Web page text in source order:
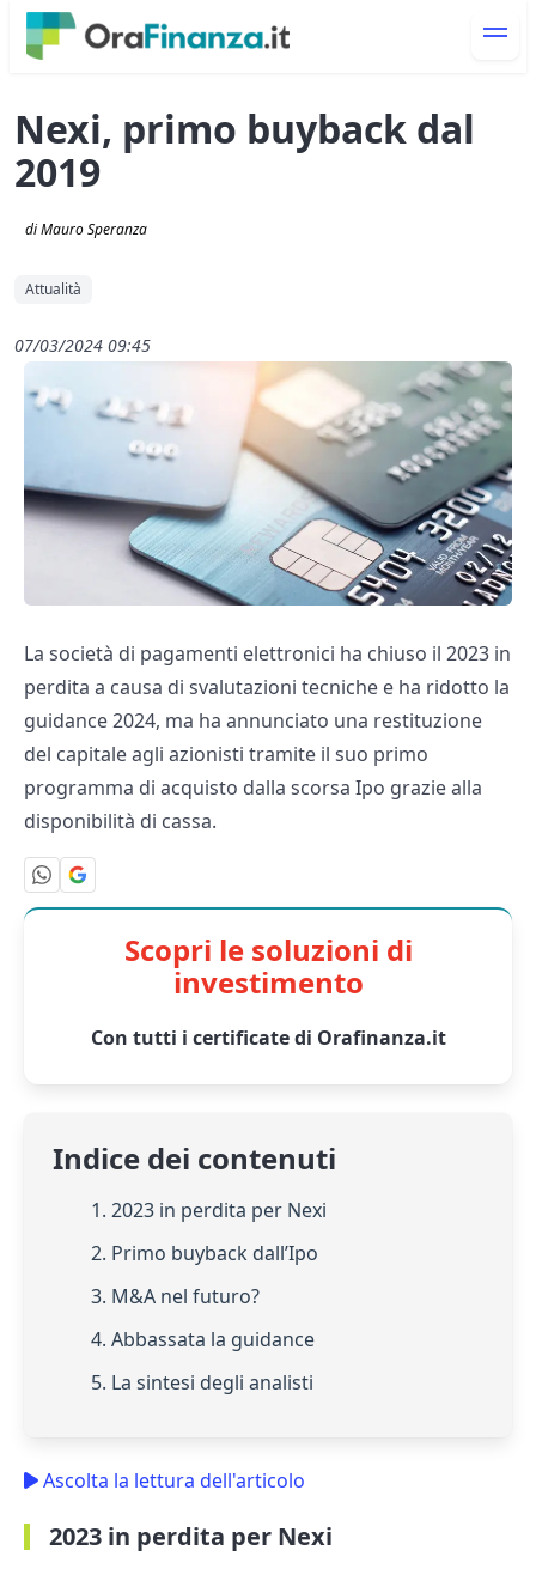
Nexi, primo buyback dal
2019
di Mauro Speranza
Attualità
07/03/2024 09:45
La società di pagamenti elettronici ha chiuso il 2023 in
perdita a causa di svalutazioni tecniche e ha ridotto la
guidance 2024, ma ha annunciato una restituzione
del capitale agli azionisti tramite il suo primo
programma di acquisto dalla scorsa Ipo grazie alla
disponibilità di cassa.
Scopri le soluzioni di
investimento
Con tutti i certificate di Orafinanza.it
Indice dei contenuti
1. 2023 in perdita per Nexi
2. Primo buyback dall’Ipo
3. M&A nel futuro?
4. Abbassata la guidance
5. La sintesi degli analisti
Ascolta la lettura dell'articolo
2023 in perdita per Nexi